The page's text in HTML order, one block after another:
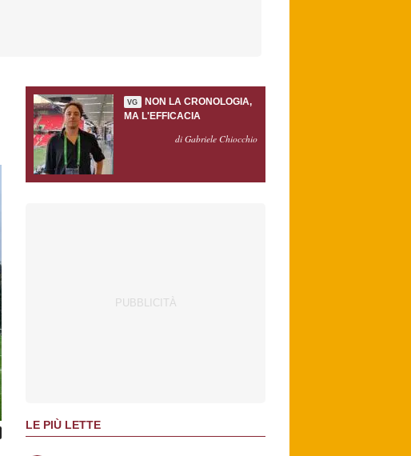
VG
NON LA CRONOLOGIA,
MA L'EFFICACIA
di Gabriele Chiocchio
LE PIÙ LETTE